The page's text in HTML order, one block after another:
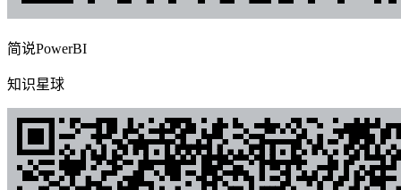
简说PowerBI
知识星球